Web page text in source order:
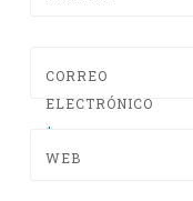
CORREO
ELECTRÓNICO
*
WEB